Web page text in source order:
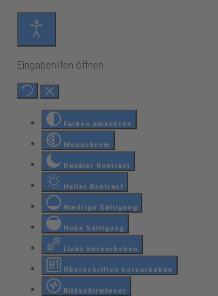
Eingabehilfen öffnen
Farben umkehren
Monochrom
Dunkler Kontrast
Heller Kontrast
Niedrige Sättigung
Hohe Sättigung
Links hervorheben
Überschriften hervorheben
Bildschirmleser